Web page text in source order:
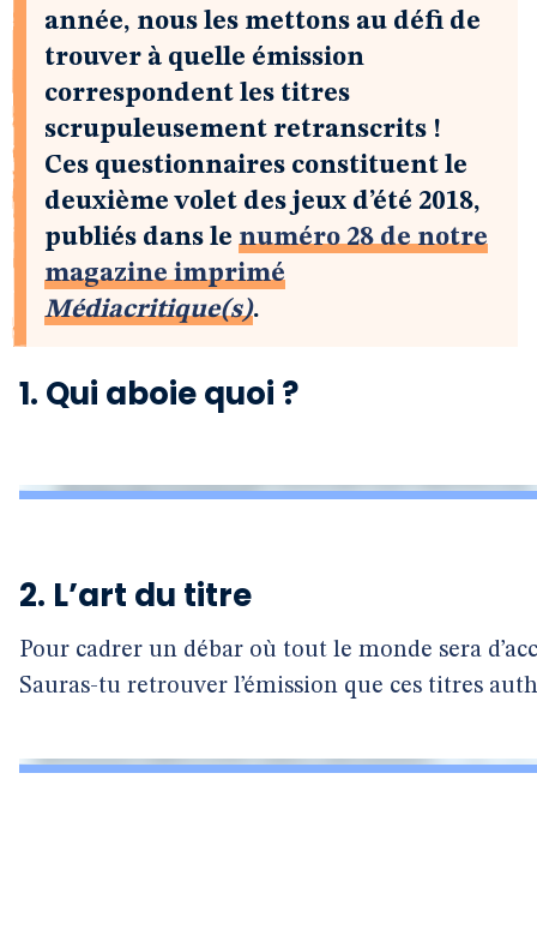
année, nous les mettons au défi de
trouver à quelle émission
correspondent les titres
scrupuleusement retranscrits !
Ces questionnaires constituent le
deuxième volet des jeux d’été 2018,
publiés dans le numéro 28 de notre
magazine imprimé
Médiacritique(s).
1. Qui aboie quoi ?
2. L’art du titre
Pour cadrer un débar où tout le monde sera
Sauras-tu retrouver l’émission que ces titres